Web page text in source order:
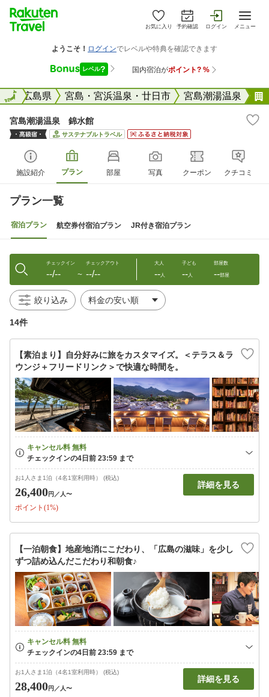
お気に入り 予約確認 ログイン メニュー
全国広島県 宮島・宮浜温泉・廿日市 宮島潮湯温泉
全国
宮島潮湯温泉 錦水館
サステナブルトラベル
施設紹介 プラン 部屋 写真 クーポン クチコミ
プラン一覧
宿泊プラン 航空券付宿泊プラン JR付き宿泊プラン
チェックイン
--/-- 〜
チェックアウト
--/--
大人
--人
子ども
--人
部屋数
--部屋
絞り込み
14件
【素泊まり】自分好みに旅をカスタマイズ。＜テラス＆ラ
ウンジ＋フリードリンク＞で快適な時間を。
お1人さま1泊（4名1室利用時） (税込)
26,400円 ／人〜
ポイント(1%)
詳細を見る
【一泊朝食】地産地消にこだわり、「広島の滋味」を少し
ずつ詰め込んだこだわり和朝食♪
お1人さま1泊（4名1室利用時） (税込)
28,400円 ／人〜
詳細を見る